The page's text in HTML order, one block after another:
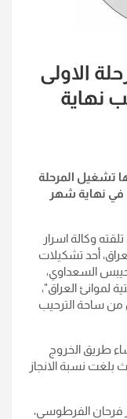
الاولى
نهاية
تشغيل المرحلة
في نهاية شهر
وكالة اسرار
أحد تشكيلات
السعداوي،
لموانئ العراق"،
من ساحة الترحيب
طريق الخروج
بلغت نسبة الانجاز
فرحان الفرطوسي،